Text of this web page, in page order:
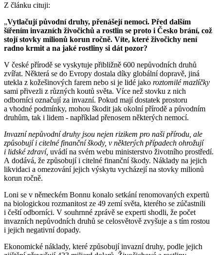
Z článku cituji:
„Vytlačují původní druhy, přenášejí nemoci. Před dalším
šířením invazních živočichů a rostlin se proto i Česko brání, což
stojí stovky milionů korun ročně. Víte, které živočichy není
radno krmit a na jaké rostliny si dát pozor?
V české přírodě se vyskytuje přibližně 600 nepůvodních druhů
zvířat. Některá se do Evropy dostala díky globální dopravě, jiná
utekla z kožešinových farem nebo si je lidé jako roztomilé mazlíčky
sami přivezli z různých koutů světa. Více než stovku z nich
odborníci označují za invazní. Pokud mají dostatek prostoru
a vhodné podmínky, mohou škodit jak okolní přírodě a původním
druhům, tak i lidem - například přenosem některých nemocí.
Invazní nepůvodní druhy jsou nejen rizikem pro naši přírodu, ale
způsobují i citelné finanční škody, v některých případech ohrožují
i lidské zdraví, uvádí na svém webu ministerstvo životního prostředí.
A dodává, že způsobují i citelné finanční škody. Náklady na jejich
likvidaci a omezování jejich výskytu vycházejí na stovky milionů
korun ročně.
Loni se v německém Bonnu konalo setkání renomovaných expertů
na biologickou rozmanitost ze 49 zemí světa, kterého se zúčastnili
i čeští odborníci. V souhrnné zprávě se experti shodli, že počet
invazních nepůvodních druhů se celosvětově zvyšuje a s tím rostou
i jejich negativní dopady.
Ekonomické náklady, které způsobují invazní druhy, podle jejich